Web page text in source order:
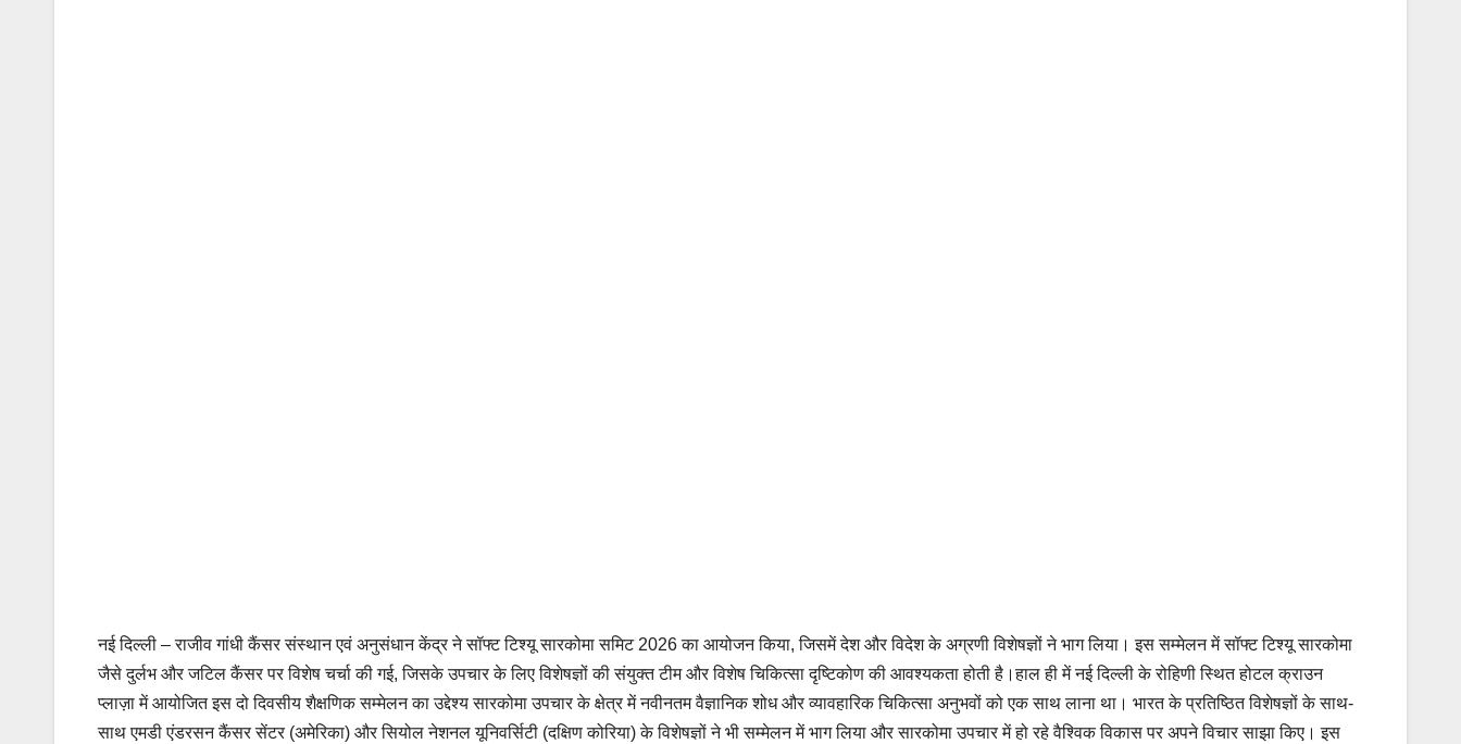
नई दिल्ली – राजीव गांधी कैंसर संस्थान एवं अनुसंधान केंद्र ने सॉफ्ट टिश्यू सारकोमा समिट 2026 का आयोजन किया, जिसमें देश और विदेश के अग्रणी विशेषज्ञों ने भाग लिया। इस सम्मेलन में सॉफ्ट टिश्यू सारकोमा
जैसे दुर्लभ और जटिल कैंसर पर विशेष चर्चा की गई, जिसके उपचार के लिए विशेषज्ञों की संयुक्त टीम और विशेष चिकित्सा दृष्टिकोण की आवश्यकता होती है।हाल ही में नई दिल्ली के रोहिणी स्थित होटल क्राउन
प्लाज़ा में आयोजित इस दो दिवसीय शैक्षणिक सम्मेलन का उद्देश्य सारकोमा उपचार के क्षेत्र में नवीनतम वैज्ञानिक शोध और व्यावहारिक चिकित्सा अनुभवों को एक साथ लाना था। भारत के प्रतिष्ठित विशेषज्ञों के साथ-
साथ एमडी एंडरसन कैंसर सेंटर (अमेरिका) और सियोल नेशनल यूनिवर्सिटी (दक्षिण कोरिया) के विशेषज्ञों ने भी सम्मेलन में भाग लिया और सारकोमा उपचार में हो रहे वैश्विक विकास पर अपने विचार साझा किए। इस